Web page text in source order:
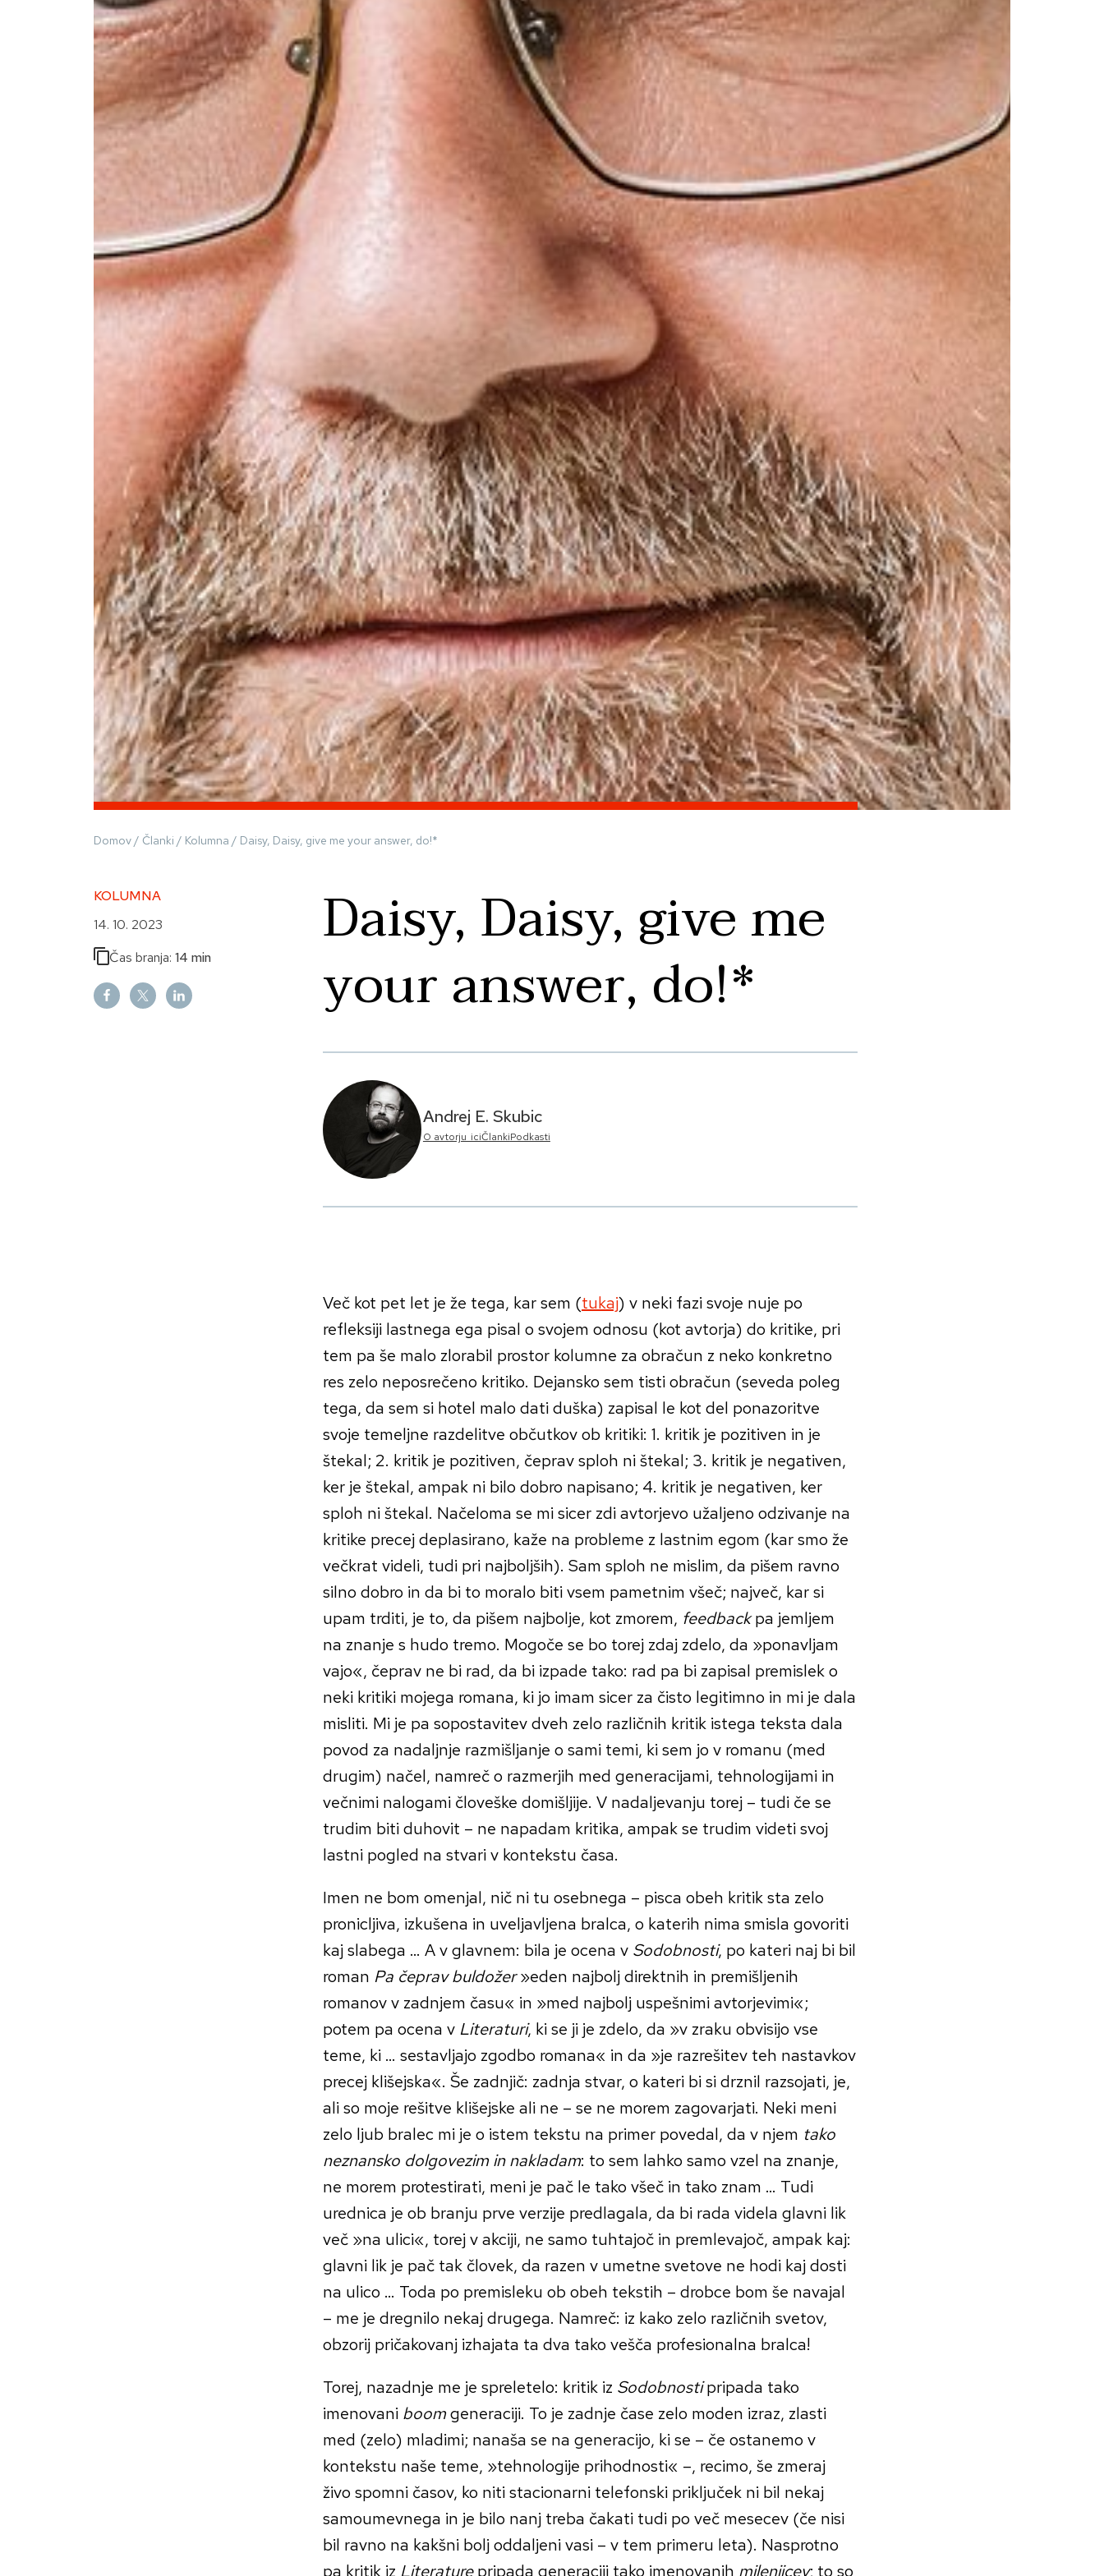
Domov / Članki / Kolumna / Daisy, Daisy, give me your answer, do!*
KOLUMNA
14. 10. 2023
Čas branja:14 min Daisy, Daisy, give me
your answer, do!*
Andrej E. Skubic
O avtorju_iciČlankiPodkasti
Več kot pet let je že tega, kar sem (tukaj) v neki fazi svoje nuje po
refleksiji lastnega ega pisal o svojem odnosu (kot avtorja) do kritike, pri
tem pa še malo zlorabil prostor kolumne za obračun z neko konkretno
res zelo neposrečeno kritiko. Dejansko sem tisti obračun (seveda poleg
tega, da sem si hotel malo dati duška) zapisal le kot del ponazoritve
svoje temeljne razdelitve občutkov ob kritiki: 1. kritik je pozitiven in je
štekal; 2. kritik je pozitiven, čeprav sploh ni štekal; 3. kritik je negativen,
ker je štekal, ampak ni bilo dobro napisano; 4. kritik je negativen, ker
sploh ni štekal. Načeloma se mi sicer zdi avtorjevo užaljeno odzivanje na
kritike precej deplasirano, kaže na probleme z lastnim egom (kar smo že
večkrat videli, tudi pri najboljših). Sam sploh ne mislim, da pišem ravno
silno dobro in da bi to moralo biti vsem pametnim všeč; največ, kar si
upam trditi, je to, da pišem najbolje, kot zmorem, feedbackpa jemljem
na znanje s hudo tremo. Mogoče se bo torej zdaj zdelo, da »ponavljam
vajo«, čeprav ne bi rad, da bi izpade tako: rad pa bi zapisal premislek o
neki kritiki mojega romana, ki jo imam sicer za čisto legitimno in mi je dala
misliti. Mi je pa sopostavitev dveh zelo različnih kritik istega teksta dala
povod za nadaljnje razmišljanje o sami temi, ki sem jo v romanu (med
drugim) načel, namreč o razmerjih med generacijami, tehnologijami in
večnimi nalogami človeške domišljije. V nadaljevanju torej – tudi če se
trudim biti duhovit – ne napadam kritika, ampak se trudim videti svoj
lastni pogled na stvari v kontekstu časa.
Imen ne bom omenjal, nič ni tu osebnega – pisca obeh kritik sta zelo
pronicljiva, izkušena in uveljavljena bralca, o katerih nima smisla govoriti
kaj slabega … A v glavnem: bila je ocena v Sodobnosti, po kateri naj bi bil
roman Pa čeprav buldožer»eden najbolj direktnih in premišljenih
romanov v zadnjem času« in »med najbolj uspešnimi avtorjevimi«;
potem pa ocena v Literaturi, ki se ji je zdelo, da »v zraku obvisijo vse
teme, ki … sestavljajo zgodbo romana« in da »je razrešitev teh nastavkov
precej klišejska«. Še zadnjič: zadnja stvar, o kateri bi si drznil razsojati, je,
ali so moje rešitve klišejske ali ne – se ne morem zagovarjati. Neki meni
zelo ljub bralec mi je o istem tekstu na primer povedal, da v njem tako
neznansko dolgovezim in nakladam: to sem lahko samo vzel na znanje,
ne morem protestirati, meni je pač le tako všeč in tako znam … Tudi
urednica je ob branju prve verzije predlagala, da bi rada videla glavni lik
več »na ulici«, torej v akciji, ne samo tuhtajoč in premlevajoč, ampak kaj:
glavni lik je pač tak človek, da razen v umetne svetove ne hodi kaj dosti
na ulico … Toda po premisleku ob obeh tekstih – drobce bom še navajal
– me je dregnilo nekaj drugega. Namreč: iz kako zelo različnih svetov,
obzorij pričakovanj izhajata ta dva tako vešča profesionalna bralca!
Torej, nazadnje me je spreletelo: kritik iz Sodobnostipripada tako
imenovani boomgeneraciji. To je zadnje čase zelo moden izraz, zlasti
med (zelo) mladimi; nanaša se na generacijo, ki se – če ostanemo v
kontekstu naše teme, »tehnologije prihodnosti« –, recimo, še zmeraj
živo spomni časov, ko niti stacionarni telefonski priključek ni bil nekaj
samoumevnega in je bilo nanj treba čakati tudi po več mesecev (če nisi
bil ravno na kakšni bolj oddaljeni vasi – v tem primeru leta). Nasprotno
pa kritik iz Literaturepripada generaciji tako imenovanih milenijcev; to so